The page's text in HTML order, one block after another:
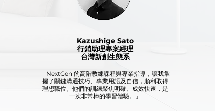
Kazushige Sato
行銷助理專案經理
台灣新創生態系
「NextGen 的高階教練課程與專業指導，讓我掌
握了關鍵溝通技巧、專業用語及自信，順利取得
理想職位。他們的訓練聚焦明確、成效快速，是
一次非常棒的學習體驗。」